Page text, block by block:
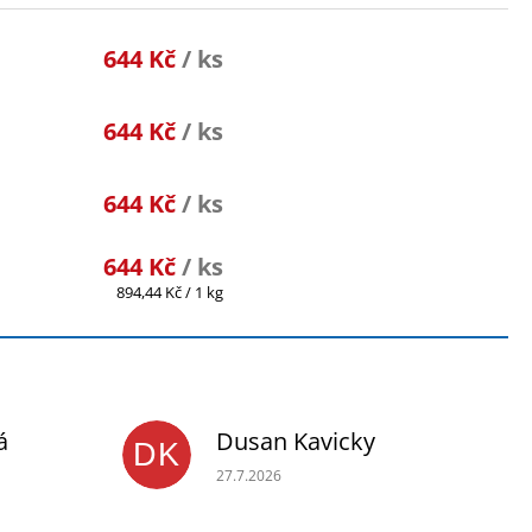
644 Kč/ ks
644 Kč/ ks
644 Kč/ ks
644 Kč/ ks
Měrná
894,44 Kč / 1 kg
je 5 z 5 hvězdiček.DK Dusan Kavicky
Hodnocení obchodu je 5 z 5 hvězdiček.
27.7.2026